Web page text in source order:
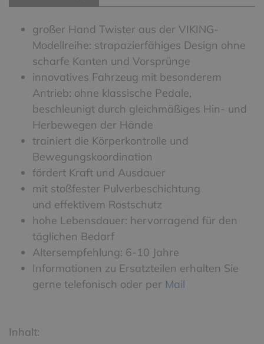
großer Hand Twister aus der VIKING-
Modellreihe: strapazierfähiges Design ohne
scharfe Kanten und Vorsprünge
innovatives Fahrzeug mit besonderem
Antrieb: ohne klassische Pedale,
beschleunigt durch gleichmäßiges Hin- und
Herbewegen der Hände
trainiert die Körperkontrolle und
Bewegungskoordination
fördert Kraft und Ausdauer
mit stoßfester Pulverbeschichtung
und effektivem Rostschutz
hohe Lebensdauer: hervorragend für den
täglichen Bedarf
Altersempfehlung: 6-10 Jahre
Informationen zu Ersatzteilen erhalten Sie
gerne telefonisch oder per Mail
Inhalt: